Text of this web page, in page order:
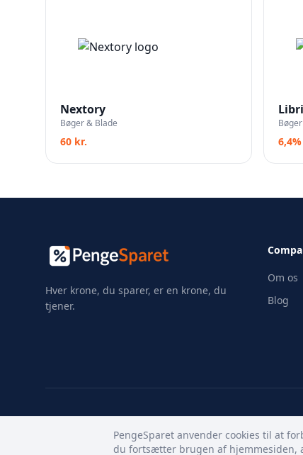
Nextory
Bøger & Blade
60 kr. 6,4%
Hver krone, du sparer, er en krone, du
tjener.
Om os
Blog
PengeSparet anvender cookies til at
du fortsætter brugen af hjemmesiden,